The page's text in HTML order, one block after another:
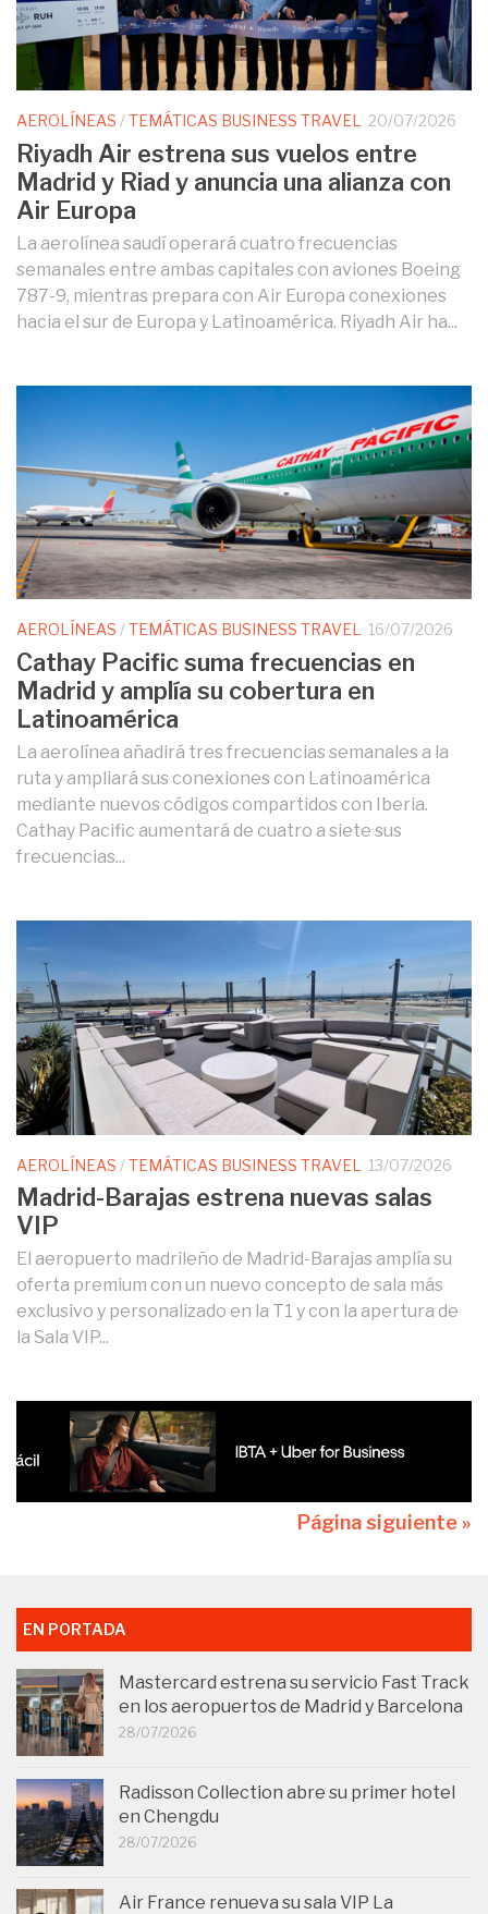
AEROLÍNEAS /TEMÁTICAS BUSINESS TRAVEL 20/07/2026
Riyadh Air estrena sus vuelos entre
Madrid y Riad y anuncia una alianza con
Air Europa
La aerolínea saudí operará cuatro frecuencias
semanales entre ambas capitales con aviones Boeing
787-9, mientras prepara con Air Europa conexiones
hacia el sur de Europa y Latinoamérica. Riyadh Air ha...
AEROLÍNEAS /TEMÁTICAS BUSINESS TRAVEL 16/07/2026
Cathay Pacific suma frecuencias en
Madrid y amplía su cobertura en
Latinoamérica
La aerolínea añadirá tres frecuencias semanales a la
ruta y ampliará sus conexiones con Latinoamérica
mediante nuevos códigos compartidos con Iberia.
Cathay Pacific aumentará de cuatro a siete sus
frecuencias...
AEROLÍNEAS /TEMÁTICAS BUSINESS TRAVEL 13/07/2026
Madrid-Barajas estrena nuevas salas
VIP
El aeropuerto madrileño de Madrid-Barajas amplía su
oferta premium con un nuevo concepto de sala más
exclusivo y personalizado en la T1 y con la apertura de
la Sala VIP...
Página siguiente »
EN PORTADA
Mastercard estrena su servicio Fast Track
en los aeropuertos de Madrid y Barcelona
28/07/2026
Radisson Collection abre su primer hotel
en Chengdu
28/07/2026
Air France renueva su sala VIP La